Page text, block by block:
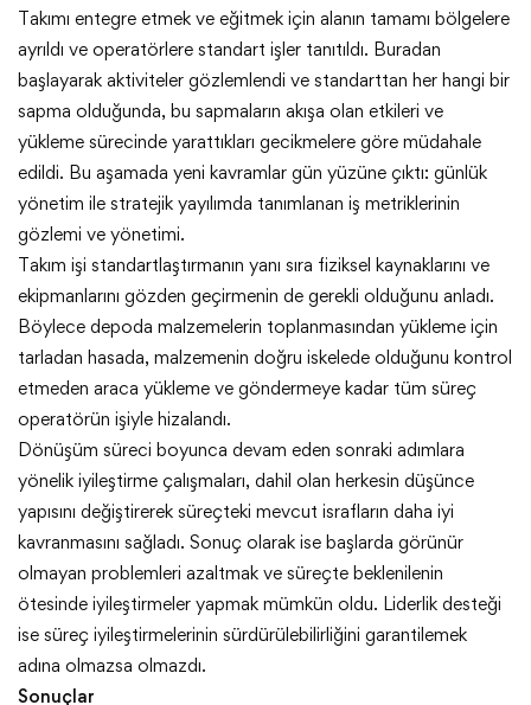
Takımı entegre etmek ve eğitmek için alanın tamamı bölgelere
ayrıldı ve operatörlere standart işler tanıtıldı. Buradan
başlayarak aktiviteler gözlemlendi ve standarttan her hangi bir
sapma olduğunda, bu sapmaların akışa olan etkileri ve
yükleme sürecinde yarattıkları gecikmelere göre müdahale
edildi. Bu aşamada yeni kavramlar gün yüzüne çıktı: günlük
yönetim ile stratejik yayılımda tanımlanan iş metriklerinin
gözlemi ve yönetimi.
Takım işi standartlaştırmanın yanı sıra fiziksel kaynaklarını ve
ekipmanlarını gözden geçirmenin de gerekli olduğunu anladı.
Böylece depoda malzemelerin toplanmasından yükleme için
tarladan hasada, malzemenin doğru iskelede olduğunu kontrol
etmeden araca yükleme ve göndermeye kadar tüm süreç
operatörün işiyle hizalandı.
Dönüşüm süreci boyunca devam eden sonraki adımlara
yönelik iyileştirme çalışmaları, dahil olan herkesin düşünce
yapısını değiştirerek süreçteki mevcut israfların daha iyi
kavranmasını sağladı. Sonuç olarak ise başlarda görünür
olmayan problemleri azaltmak ve süreçte beklenilenin
ötesinde iyileştirmeler yapmak mümkün oldu. Liderlik desteği
ise süreç iyileştirmelerinin sürdürülebilirliğini garantilemek
adına olmazsa olmazdı.
Sonuçlar